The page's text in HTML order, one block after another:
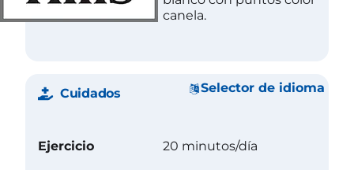
Selector de idioma
canela.
Cuidados
Ejercicio 20 minutos/día